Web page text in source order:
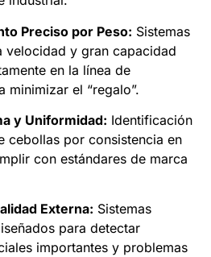
Preciso por Peso: Sistemas
velocidad y gran capacidad
en la línea de
minimizar el “regalo”.
y Uniformidad: Identificación
cebollas por consistencia en
con estándares de marca
Externa: Sistemas
para detectar
importantes y problemas